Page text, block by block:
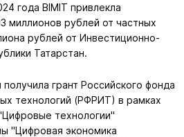
года BIMIT привлекла
миллионов рублей от частных
рублей от Инвестиционно-
Татарстан.
грант Российского фонда
технологий (РФРИТ) в рамках
технологии"
"Цифровая экономика